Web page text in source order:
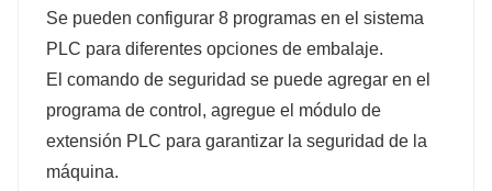
Se pueden configurar 8 programas en el sistema
PLC para diferentes opciones de embalaje.
El comando de seguridad se puede agregar en el
programa de control, agregue el módulo de
extensión PLC para garantizar la seguridad de la
máquina.